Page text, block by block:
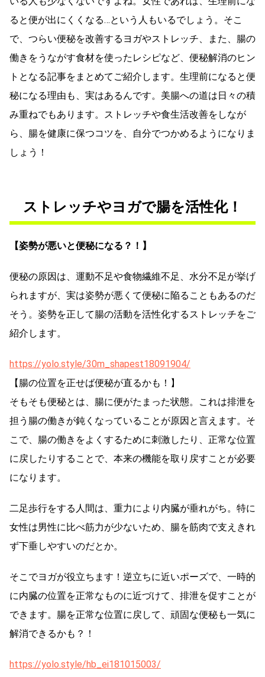
ると便が出にくくなる…という人もいるでしょう。そこ
で、つらい便秘を改善するヨガやストレッチ、また、腸の
働きをうながす食材を使ったレシピなど、便秘解消のヒン
トとなる記事をまとめてご紹介します。生理前になると便
秘になる理由も、実はあるんです。美腸への道は日々の積
み重ねでもあります。ストレッチや食生活改善をしなが
ら、腸を健康に保つコツを、自分でつかめるようになりま
しょう！
ストレッチやヨガで腸を活性化！
【姿勢が悪いと便秘になる？！】
便秘の原因は、運動不足や食物繊維不足、水分不足が挙げ
られますが、実は姿勢が悪くて便秘に陥ることもあるのだ
そう。姿勢を正して腸の活動を活性化するストレッチをご
紹介します。
https://yolo.style/30m_shapest18091904/
【腸の位置を正せば便秘が直るかも！】
そもそも便秘とは、腸に便がたまった状態。これは排泄を
担う腸の働きが鈍くなっていることが原因と言えます。そ
こで、腸の働きをよくするために刺激したり、正常な位置
に戻したりすることで、本来の機能を取り戻すことが必要
になります。
二足歩行をする人間は、重力により内臓が垂れがち。特に
女性は男性に比べ筋力が少ないため、腸を筋肉で支えきれ
ず下垂しやすいのだとか。
そこでヨガが役立ちます！逆立ちに近いポーズで、一時的
に内臓の位置を正常なものに近づけて、排泄を促すことが
できます。腸を正常な位置に戻して、頑固な便秘も一気に
解消できるかも？！
https://yolo.style/hb_ei181015003/